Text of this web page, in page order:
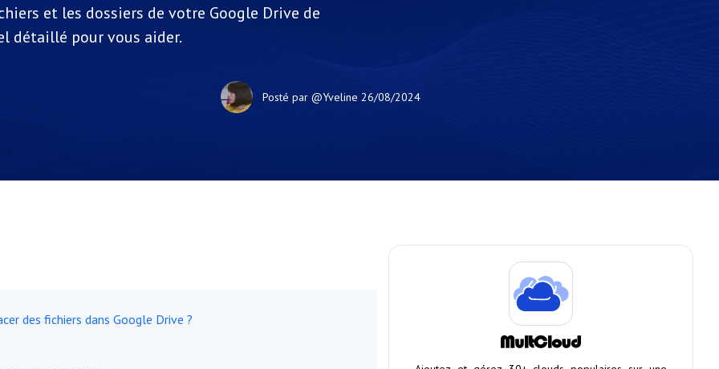
et les dossiers de votre Google Drive de
détaillé pour vous aider.
Posté par @Yveline 26/08/2024
des fichiers dans Google Drive ?